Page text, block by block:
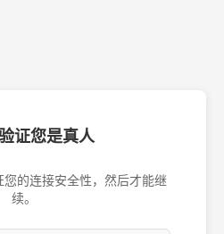
证您是真人
的连接安全性，然后才能继
续。